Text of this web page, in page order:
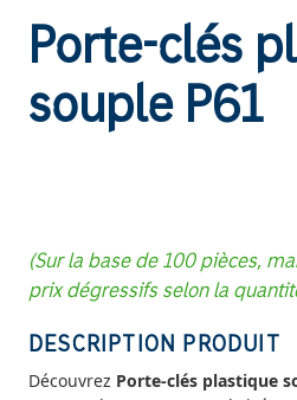
Porte-clés
souple P61
(Sur la base de 100 pièces,
prix dégressifs selon la
DESCRIPTION PRODUIT
Découvrez Porte-clés plastique